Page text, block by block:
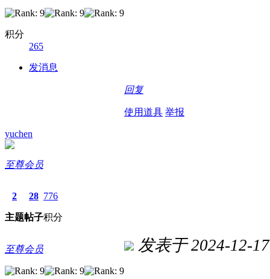
积分
265
发消息
回复
使用道具 举报
yuchen
至尊会员
2
主题
28
帖子
776
积分
至尊会员 发表于 2024-12-